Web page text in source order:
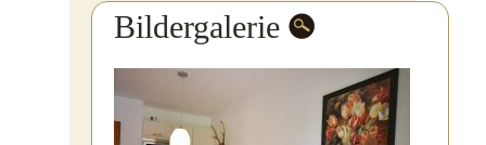
Bildergalerie